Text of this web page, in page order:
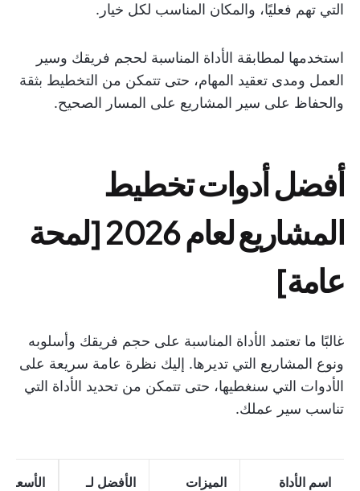
التي تهم فعليًا، والمكان المناسب لكل خيار.
استخدمها لمطابقة الأداة المناسبة لحجم فريقك وسير
العمل ومدى تعقيد المهام، حتى تتمكن من التخطيط بثقة
والحفاظ على سير المشاريع على المسار الصحيح.
أفضل أدوات تخطيط
المشاريع لعام 2026 [لمحة
عامة]
غالبًا ما تعتمد الأداة المناسبة على حجم فريقك وأسلوبه
ونوع المشاريع التي تديرها. إليك نظرة عامة سريعة على
الأدوات التي سنغطيها، حتى تتمكن من تحديد الأداة التي
تناسب سير عملك.
اسم الأداة
الميزات
الأفضل لـ الأسعار